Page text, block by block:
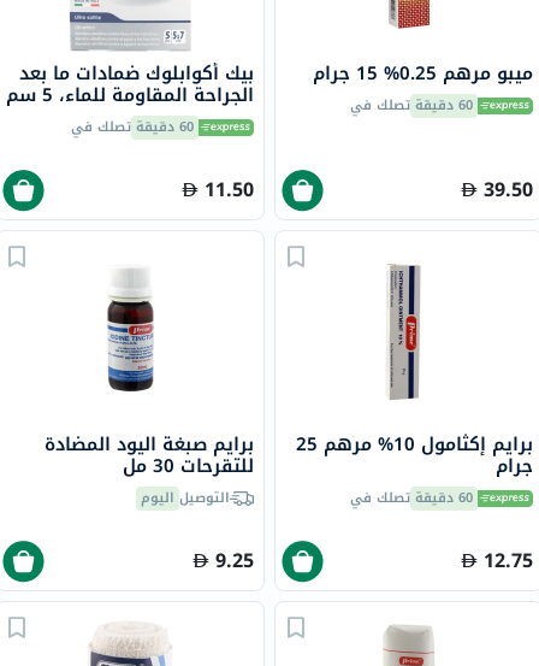
ميبو مرهم 0.25% 15 جرام
60 دقيقة تصلك في
39.50
بيك أكوابلوك ضمادات ما بعد
الجراحة المقاومة للماء، 5 سم
× 7 سم، 5 قطع 60 دقيقة تصلك في
11.50
برايم إكثامول 10% مرهم 25
جرام
60 دقيقة تصلك في
12.75
برايم صبغة اليود المضادة
للتقرحات 30 مل
التوصيل اليوم
9.25